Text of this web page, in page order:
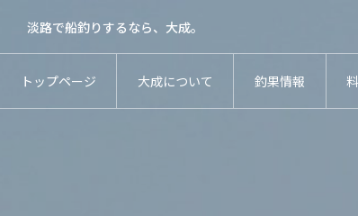
トップページ 大成について 釣果情報
淡路で船釣りするなら、大成。